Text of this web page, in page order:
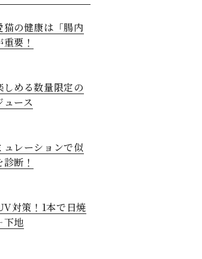
猫の健康は「腸内
要！
しめる数量限定の
ュース
ュレーションで似
断！
対策！1本で日焼
下地